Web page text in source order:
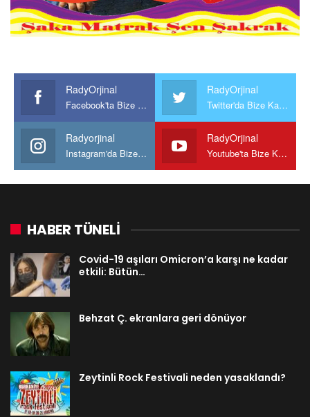
RadyOrjinal
Facebook'ta Bize Katılın
RadyOrjinal
Twitter'da Bize Katılın
Radyorjinal
Instagram'da Bize katılın
RadyOrjinal
Youtube'ta Bize Katılın
HABER TÜNELİ
Covid-19 aşıları Omicron’a karşı ne kadar
etkili: Bütün…
Behzat Ç. ekranlara geri dönüyor
Zeytinli Rock Festivali neden yasaklandı?